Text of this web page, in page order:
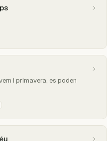
i primavera, es poden